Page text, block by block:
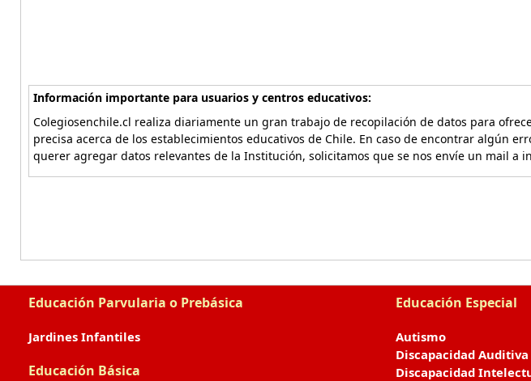
Información importante para usuarios y centros educativos:
Colegiosenchile.cl realiza diariamente un gran trabajo de recopilación de datos para
precisa acerca de los establecimientos educativos de Chile. En caso de encontrar algún
querer agregar datos relevantes de la Institución, solicitamos que se nos envíe un mail a
Educación Parvularia o Prebásica
Jardines Infantiles
Educación Básica
Educación Especial
Autismo
Discapacidad Auditiva
Discapacidad